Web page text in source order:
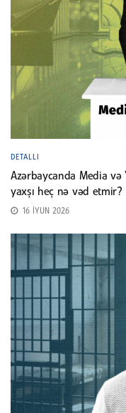
DETALLI
Azərbaycanda Media və
yaxşı heç nə vəd etmir?
16 İYUN 2026